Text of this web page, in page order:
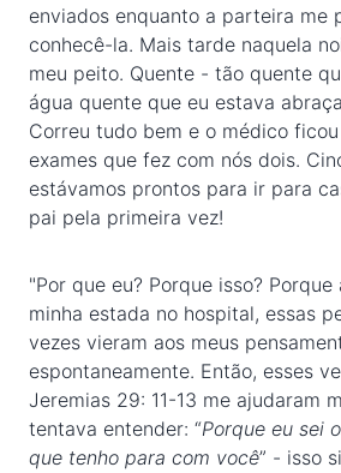
enviados enquanto a parteira me
conhecê-la. Mais tarde naquela
meu peito. Quente - tão quente
água quente que eu estava
Correu tudo bem e o médico
exames que fez com nós dois.
estávamos prontos para ir para
pai pela primeira vez!
"Por que eu? Porque isso?
minha estada no hospital, essas
vezes vieram aos meus
espontaneamente. Então, esses
Jeremias 29: 11-13 me ajudaram
tentava entender: “Porque eu sei
que tenho para com você” - isso